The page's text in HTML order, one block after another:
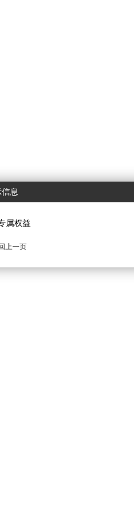
息
属权益
上一页